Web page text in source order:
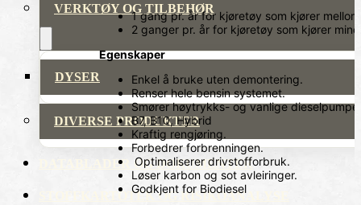
VERKTØY OG TILBEHØR
DYSER
DIVERSE PRODUKTER
DATABLADER OG DOKUMENTER
STOFFKARTOTEK OG RISIKOANALYSE
1 gang pr. år for kjøretøy som kjører
2 ganger pr. år for kjøretøy som kjører
Egenskaper
Enkel å bruke uten demontering.
Renser hele bensin systemet.
Smører høytrykks- og vanlige
B7, B10, Hybrid
Kraftig rengjøring.
Forbedrer forbrenningen.
Optimaliserer drivstofforbruk.
Løser karbon og sot avleiringer.
Godkjent for Biodiesel